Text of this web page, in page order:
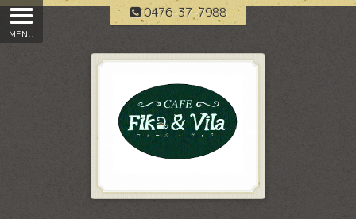
0476-37-7988